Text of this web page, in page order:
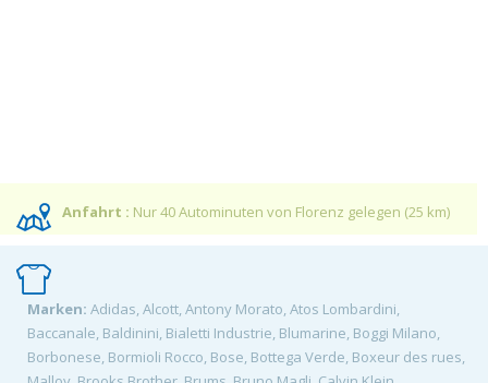
Anfahrt : Nur 40 Autominuten von Florenz gelegen (25 km)
Marken: Adidas, Alcott, Antony Morato, Atos Lombardini,
Baccanale, Baldinini, Bialetti Industrie, Blumarine, Boggi Milano,
Borbonese, Bormioli Rocco, Bose, Bottega Verde, Boxeur des rues,